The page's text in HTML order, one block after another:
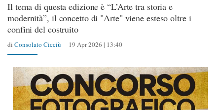
Il tema di questa edizione è “L’Arte tra storia e
modernità”, il concetto di "Arte" viene esteso oltre i
confini del costruito
di Consolato Cicciù 19 Apr 2026 | 13:40